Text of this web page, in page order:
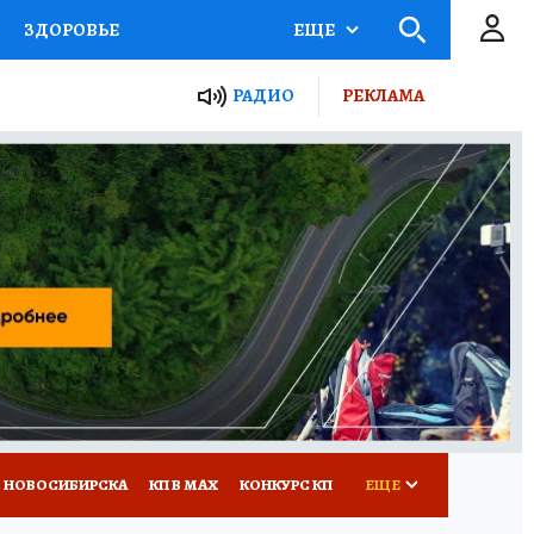
ЗДОРОВЬЕ
Я ЗНАЮ СЕМЬЯ
СЕРИАЛЫ
ВСЕ О КП РАДИО КП
ЕЩЕ
РАДИО РЕКЛАМА
КП В МАХ КОНКУРС КП ЕЩЕ